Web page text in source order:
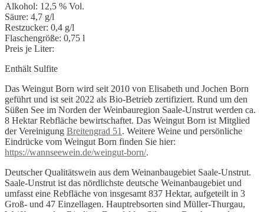
Alkohol: 12,5 % Vol.
Säure: 4,7 g/l
Restzucker: 0,4 g/l
Flaschengröße: 0,75 l
Preis je Liter:
Enthält Sulfite
Das Weingut Born wird seit 2010 von Elisabeth und Jochen Born
geführt und ist seit 2022 als Bio-Betrieb zertifiziert. Rund um den
Süßen See im Norden der Weinbauregion Saale-Unstrut werden ca.
8 Hektar Rebfläche bewirtschaftet. Das Weingut Born ist Mitglied
der Vereinigung Breitengrad 51 . Weitere Weine und persönliche
Eindrücke vom Weingut Born finden Sie hier:
https://wannseewein.de/weingut-born/.
Deutscher Qualitätswein aus dem Weinanbaugebiet Saale-Unstrut.
Saale-Unstrut ist das nördlichste deutsche Weinanbaugebiet und
umfasst eine Rebfläche von insgesamt 837 Hektar, aufgeteilt in 3
Groß- und 47 Einzellagen. Hauptrebsorten sind Müller-Thurgau,